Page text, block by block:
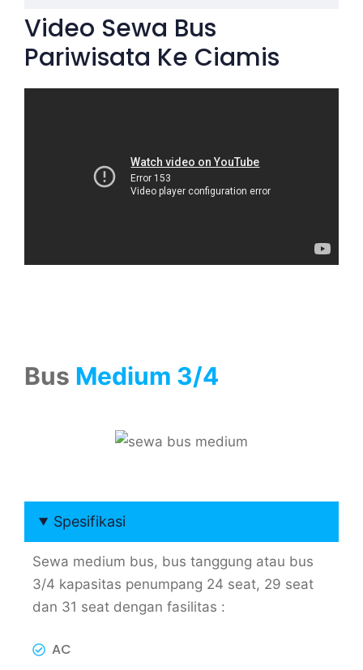
Video Sewa Bus
Pariwisata Ke Ciamis
Bus Medium 3/4
Spesifikasi
Sewa medium bus, bus tanggung atau bus
3/4 kapasitas penumpang 24 seat, 29 seat
dan 31 seat dengan fasilitas :
AC